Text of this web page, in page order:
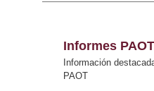
Informes PAOT
Información
PAOT